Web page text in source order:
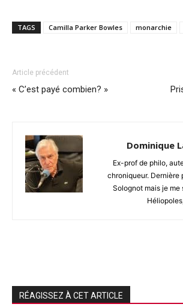
TAGS Camilla Parker Bowles monarchie
Article précédent
« C’est payé combien? »
Dominique
Ex-prof de philo,
chroniqueur. Dernière
Solognot mais je me
RÉAGISSEZ À CET ARTICLE